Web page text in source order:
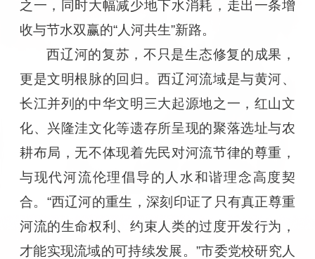
之一，同时大幅减少地下水消耗，走出一条增
收与节水双赢的“人河共生”新路。
西辽河的复苏，不只是生态修复的成果，
更是文明根脉的回归。西辽河流域是与黄河、
长江并列的中华文明三大起源地之一，红山文
化、兴隆洼文化等遗存所呈现的聚落选址与农
耕布局，无不体现着先民对河流节律的尊重，
与现代河流伦理倡导的人水和谐理念高度契
合。“西辽河的重生，深刻印证了只有真正尊重
河流的生命权利、约束人类的过度开发行为，
才能实现流域的可持续发展。”市委党校研究人